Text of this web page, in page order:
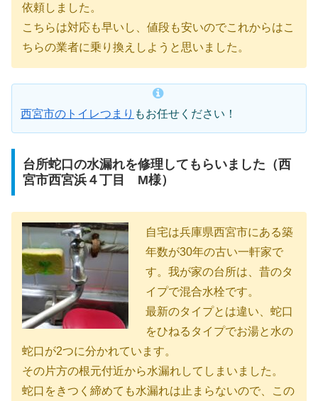
依頼しました。
こちらは対応も早いし、値段も安いのでこれからはこ
ちらの業者に乗り換えしようと思いました。
西宮市のトイレつまり もお任せください！
台所蛇口の水漏れを修理してもらいました（西
宮市西宮浜４丁目 M様）
自宅は兵庫県西宮市にある築
年数が30年の古い一軒家で
す。我が家の台所は、昔のタ
イプで混合水栓です。
最新のタイプとは違い、蛇口
をひねるタイプでお湯と水の
蛇口が2つに分かれています。
その片方の根元付近から水漏れしてしまいました。
蛇口をきつく締めても水漏れは止まらないので、この